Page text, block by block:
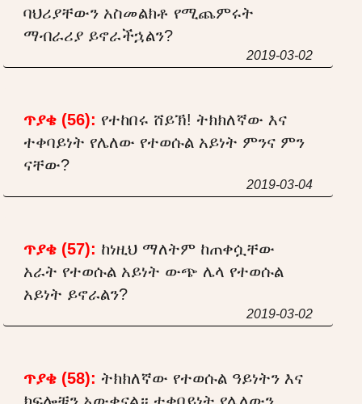
ባህሪያቸውን አስመልክቶ የሚጨምሩት
ማብራሪያ ይኖራችኋልን?
2019-03-02
ጥያቄ (56): የተከበሩ ሸይኽ! ትክክለኛው እና
ተቀባይነት የሌለው የተወሱል አይነት ምንና ምን
ናቸው?
2019-03-04
ጥያቄ (57): ከነዚህ ማለትም ከጠቀሷቸው
አራት የተወሱል አይነት ውጭ ሌላ የተወሱል
አይነት ይኖራልን?
2019-03-02
ጥያቄ (58): ትክክለኛው የተወሱል ዓይነትን እና